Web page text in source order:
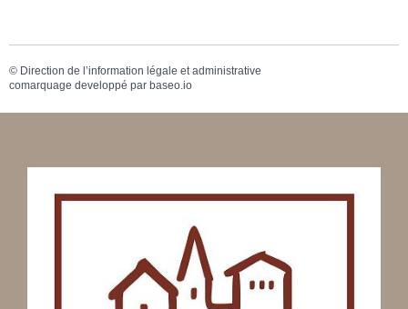
© Direction de l’information légale et administrative
comarquage developpé par baseo.io